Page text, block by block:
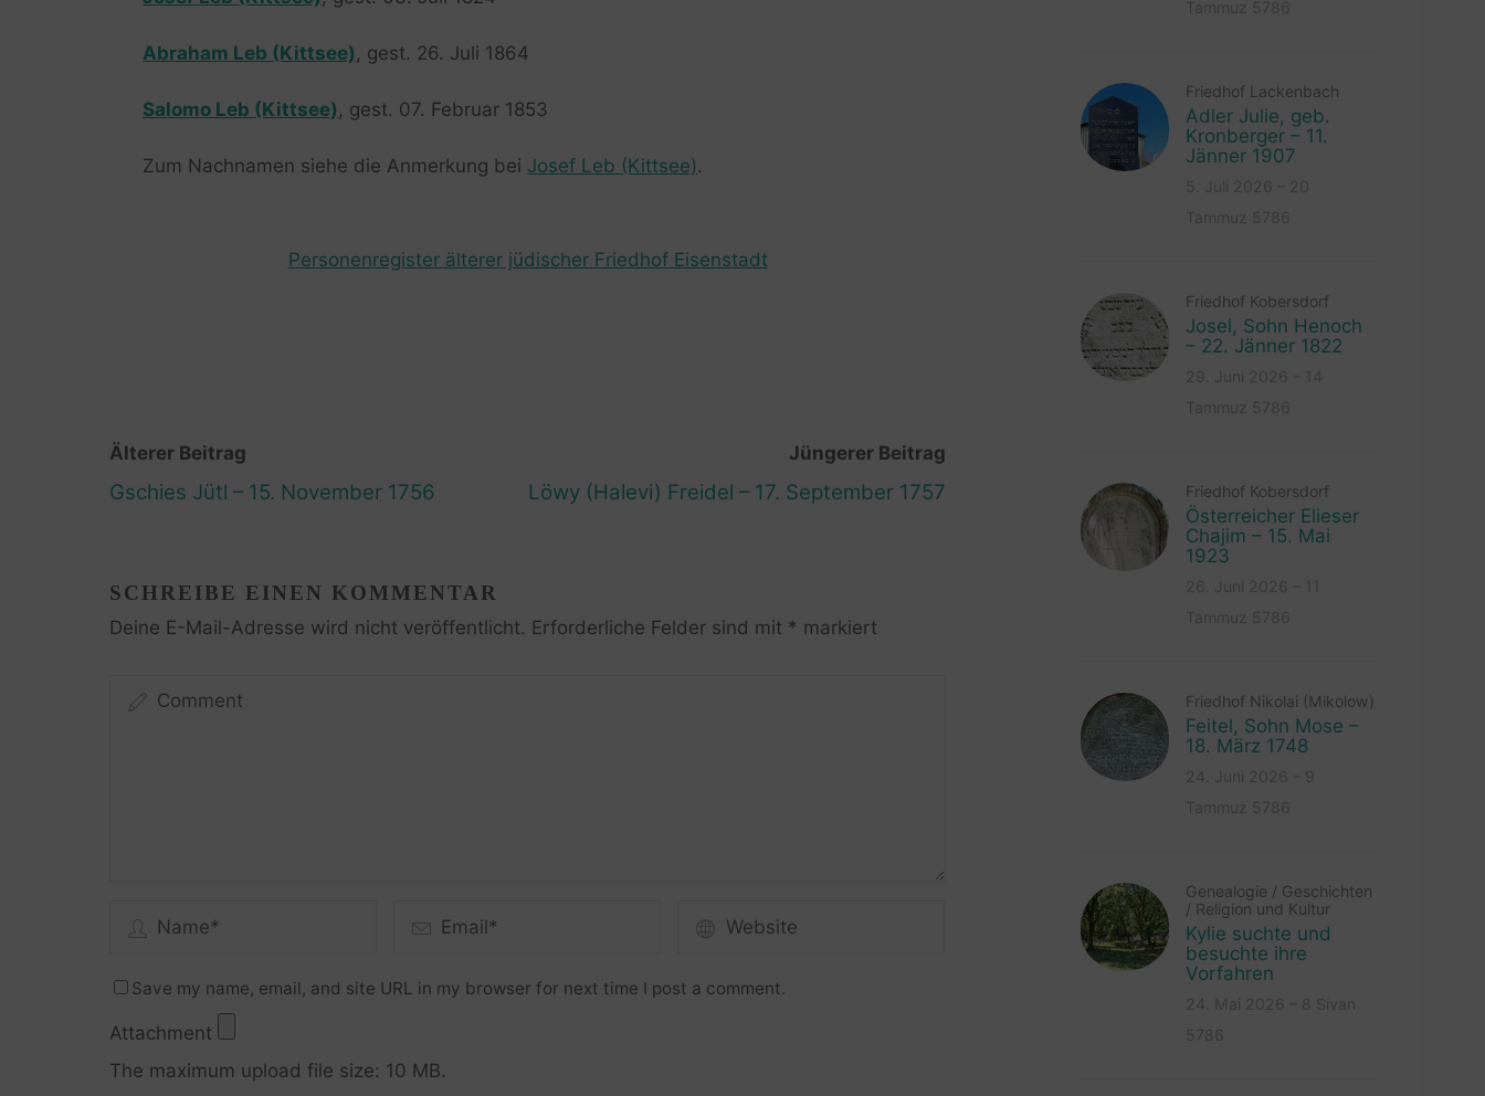
Abraham Leb (Kittsee) , gest. 26. Juli 1864
Salomo Leb (Kittsee) , gest. 07. Februar 1853
Zum Nachnamen siehe die Anmerkung bei Josef Leb (Kittsee) .
Personenregister älterer jüdischer Friedhof Eisenstadt
Älterer Beitrag
Gschies Jütl – 15. November 1756
Jüngerer Beitrag
Löwy (Halevi) Freidel – 17. September 1757
SCHREIBE EINEN KOMMENTAR
Deine E-Mail-Adresse wird nicht veröffentlicht. Erforderliche Felder sind mit * markiert
Save my name, email, and site URL in my browser for next time I post a comment.
Attachment
The maximum upload file size: 10 MB.
Friedhof Lackenbach
Adler Julie, geb.
Kronberger – 11.
Jänner 1907
Friedhof Kobersdorf
Josel, Sohn Henoch
– 22. Jänner 1822
Friedhof Kobersdorf
Österreicher Elieser
Chajim – 15. Mai
1923
Friedhof Nikolai (Mikolow)
Feitel, Sohn Mose –
18. März 1748
Genealogie / Geschichten
/ Religion und Kultur
Kylie suchte und
besuchte ihre
Vorfahren